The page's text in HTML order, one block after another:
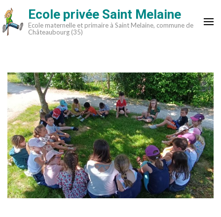
Aller
au
contenu
Ecole privée Saint Melaine
Ecole maternelle et primaire à Saint Melaine, commune de
Châteaubourg (35)